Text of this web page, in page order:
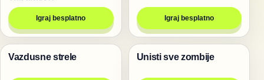
Igraj besplatno Igraj besplatno
Pucanje
Vazdusne strele Pucanje
Unisti sve zombije